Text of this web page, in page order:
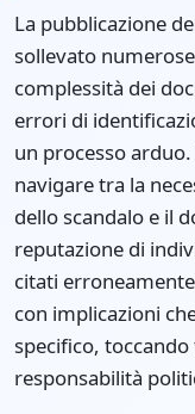
La pubblicazione
sollevato
complessità dei
errori di
un processo
navigare tra la
dello scandalo e il
reputazione di
citati
con implicazioni
specifico,
responsabilità